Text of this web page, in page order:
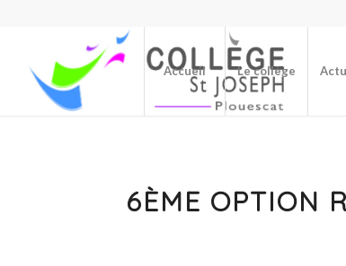
Accueil Le collège
6ÈME OPTION